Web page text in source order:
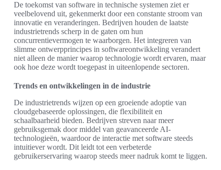
De toekomst van software in technische systemen ziet er
veelbelovend uit, gekenmerkt door een constante stroom van
innovatie en veranderingen. Bedrijven houden de laatste
industrietrends scherp in de gaten om hun
concurrentievermogen te waarborgen. Het integreren van
slimme ontwerpprincipes in softwareontwikkeling verandert
niet alleen de manier waarop technologie wordt ervaren, maar
ook hoe deze wordt toegepast in uiteenlopende sectoren.
Trends en ontwikkelingen in de industrie
De industrietrends wijzen op een groeiende adoptie van
cloudgebaseerde oplossingen, die flexibiliteit en
schaalbaarheid bieden. Bedrijven streven naar meer
gebruiksgemak door middel van geavanceerde AI-
technologieën, waardoor de interactie met software steeds
intuitiever wordt. Dit leidt tot een verbeterde
gebruikerservaring waarop steeds meer nadruk komt te liggen.